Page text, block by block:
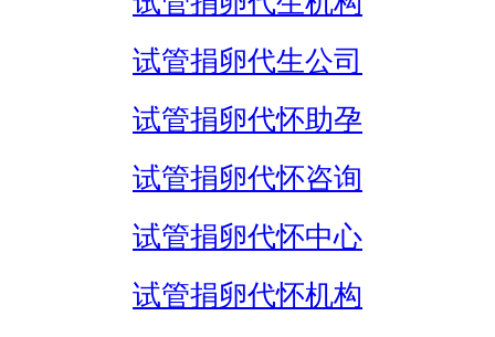
试管捐卵代生公司
试管捐卵代怀助孕
试管捐卵代怀咨询
试管捐卵代怀中心
试管捐卵代怀机构